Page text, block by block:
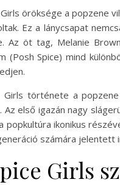
Girls öröksége a popzene
Ez a lánycsapat
Az öt tag, Melanie
(Posh Spice) mind
Girls története a
Az első igazán nagy
popkultúra ikonikus
számára jelentett
Girls